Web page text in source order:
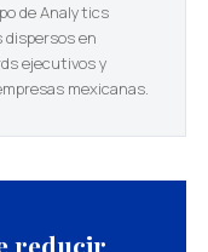
de Analytics
dispersos en
ejecutivos y
mexicanas.
reducir